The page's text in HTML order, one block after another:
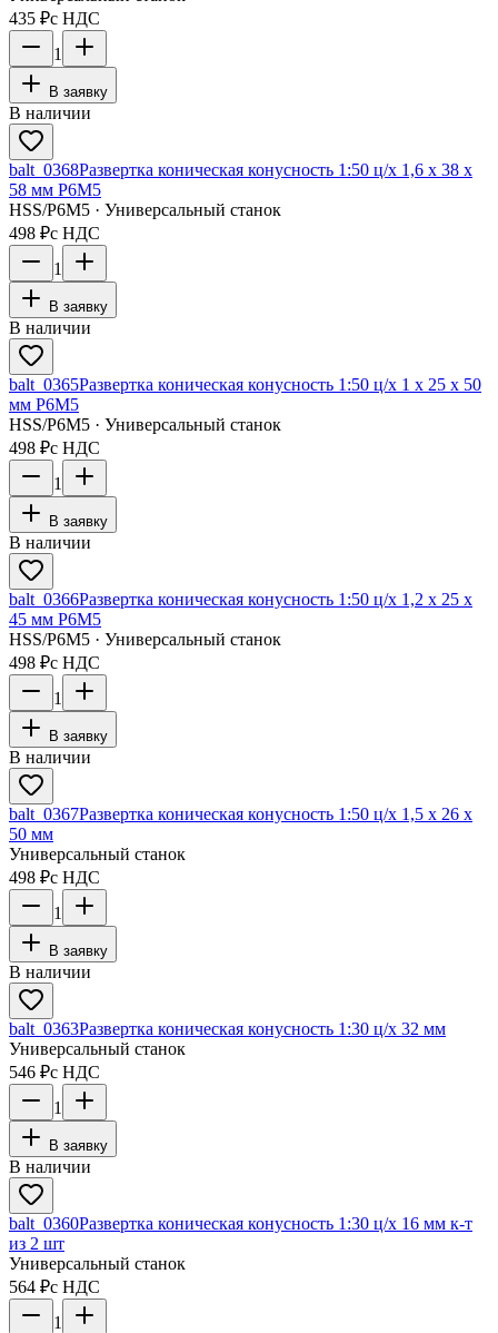
435 ₽с НДС
1
В заявку
В наличии
balt_0368Развертка коническая конусность 1:50 ц/х 1,6 х 38 х
58 мм Р6М5
HSS/Р6М5 · Универсальный станок
498 ₽с НДС
1
В заявку
В наличии
balt_0365Развертка коническая конусность 1:50 ц/х 1 х 25 х 50
мм Р6М5
HSS/Р6М5 · Универсальный станок
498 ₽с НДС
1
В заявку
В наличии
balt_0366Развертка коническая конусность 1:50 ц/х 1,2 х 25 х
45 мм Р6М5
HSS/Р6М5 · Универсальный станок
498 ₽с НДС
1
В заявку
В наличии
balt_0367Развертка коническая конусность 1:50 ц/х 1,5 х 26 х
50 мм
Универсальный станок
498 ₽с НДС
1
В заявку
В наличии
balt_0363Развертка коническая конусность 1:30 ц/х 32 мм
Универсальный станок
546 ₽с НДС
1
В заявку
В наличии
balt_0360Развертка коническая конусность 1:30 ц/х 16 мм к-т
из 2 шт
Универсальный станок
564 ₽с НДС
1